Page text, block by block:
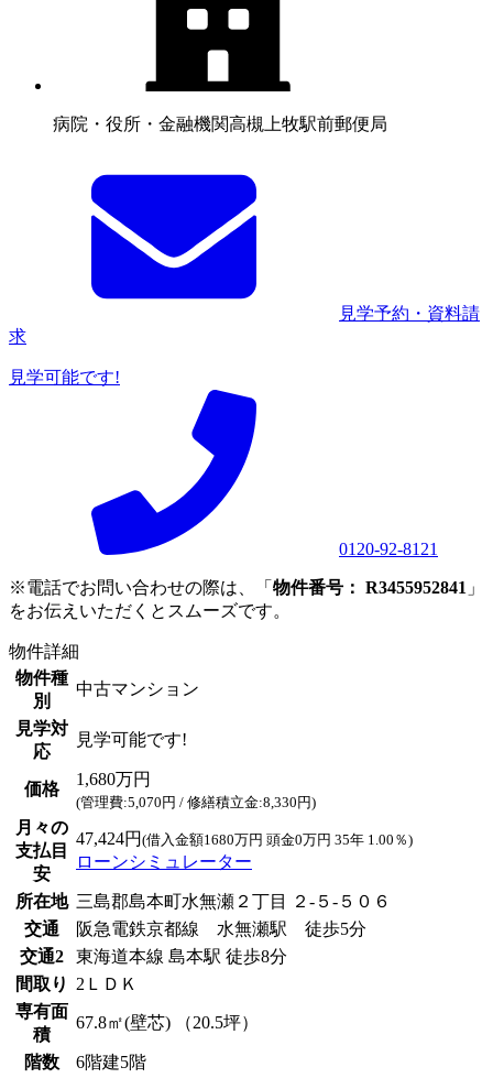
病院・役所・金融機関高槻上牧駅前郵便局
見学予約・資料請
求
見学可能です!
0120-92-8121
※電話でお問い合わせの際は、「 物件番号： R3455952841 」
をお伝えいただくとスムーズです。
物件詳細
物件種
別
中古マンション
見学対
応
見学可能です!
価格
1,680万円
(管理費:5,070円 / 修繕積立金:8,330円)
月々の
支払目
安
47,424円 (借入金額1680万円 頭金0万円 35年 1.00％)
ローンシミュレーター
所在地 三島郡島本町水無瀬２丁目 ２-５-５０６
交通
阪急電鉄京都線 水無瀬駅 徒歩5分
交通2
東海道本線 島本駅 徒歩8分
間取り
2ＬＤＫ
専有面
積
67.8㎡(壁芯) （20.5坪）
階数
6階建5階